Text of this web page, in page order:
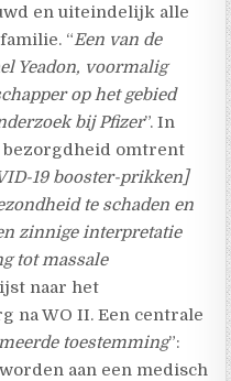
en uiteindelijk alle
“Een van de
Yeadon, voormalig
op het gebied
bij Pfizer”. In
omtrent
19 booster-prikken]
te schaden en
zinnige interpretatie
tot massale
naar het
na WO II. Een centrale
toestemming”:
aan een medisch